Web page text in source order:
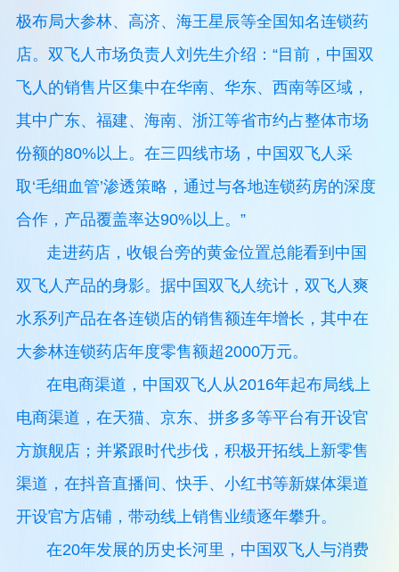
极布局大参林、高济、海王星辰等全国知名连锁药
店。双飞人市场负责人刘先生介绍：“目前，中国双
飞人的销售片区集中在华南、华东、西南等区域，
其中广东、福建、海南、浙江等省市约占整体市场
份额的80%以上。在三四线市场，中国双飞人采
取‘毛细血管’渗透策略，通过与各地连锁药房的深度
合作，产品覆盖率达90%以上。”
走进药店，收银台旁的黄金位置总能看到中国
双飞人产品的身影。据中国双飞人统计，双飞人爽
水系列产品在各连锁店的销售额连年增长，其中在
大参林连锁药店年度零售额超2000万元。
在电商渠道，中国双飞人从2016年起布局线上
电商渠道，在天猫、京东、拼多多等平台有开设官
方旗舰店；并紧跟时代步伐，积极开拓线上新零售
渠道，在抖音直播间、快手、小红书等新媒体渠道
开设官方店铺，带动线上销售业绩逐年攀升。
在20年发展的历史长河里，中国双飞人与消费